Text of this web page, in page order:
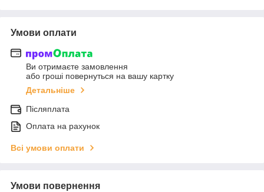
Умови оплати
Ви отримаєте замовлення
або гроші повернуться на вашу картку
Детальніше
Післяплата
Оплата на рахунок
Всі умови оплати
Умови повернення